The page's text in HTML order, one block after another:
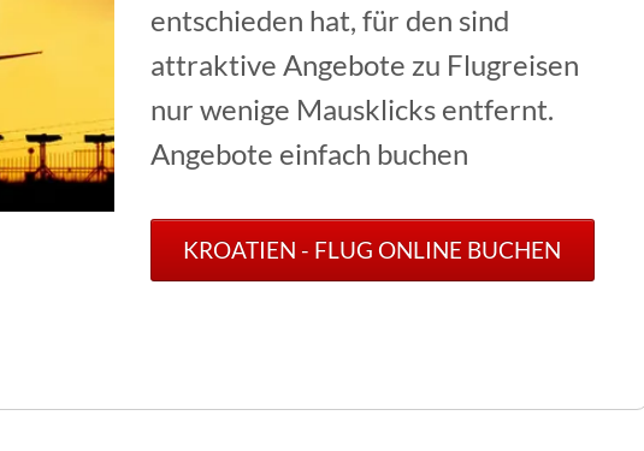
entschieden hat, für den sind
attraktive Angebote zu Flugreisen
nur wenige Mausklicks entfernt.
Angebote einfach buchen
KROATIEN - FLUG ONLINE BUCHEN